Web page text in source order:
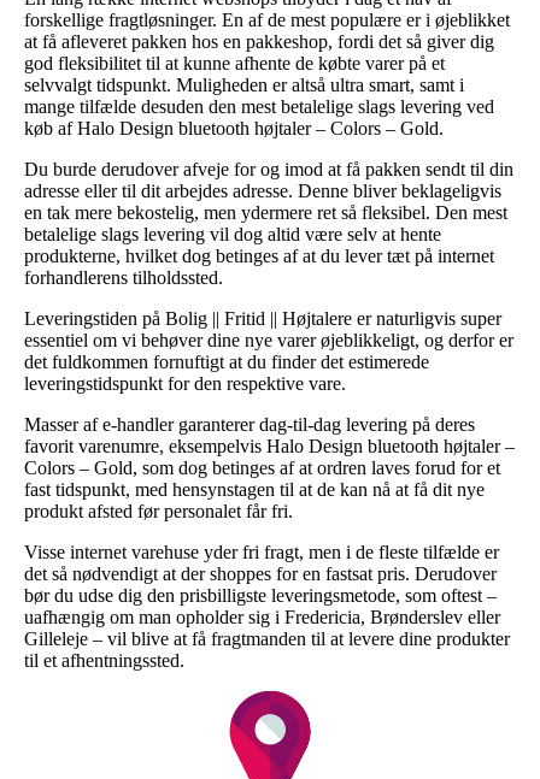
forskellige fragtløsninger. En af de mest populære er i øjeblikket
at få afleveret pakken hos en pakkeshop, fordi det så giver dig
god fleksibilitet til at kunne afhente de købte varer på et
selvvalgt tidspunkt. Muligheden er altså ultra smart, samt i
mange tilfælde desuden den mest betalelige slags levering ved
køb af Halo Design bluetooth højtaler – Colors – Gold.
Du burde derudover afveje for og imod at få pakken sendt til din
adresse eller til dit arbejdes adresse. Denne bliver beklageligvis
en tak mere bekostelig, men ydermere ret så fleksibel. Den mest
betalelige slags levering vil dog altid være selv at hente
produkterne, hvilket dog betinges af at du lever tæt på internet
forhandlerens tilholdssted.
Leveringstiden på Bolig || Fritid || Højtalere er naturligvis super
essentiel om vi behøver dine nye varer øjeblikkeligt, og derfor er
det fuldkommen fornuftigt at du finder det estimerede
leveringstidspunkt for den respektive vare.
Masser af e-handler garanterer dag-til-dag levering på deres
favorit varenumre, eksempelvis Halo Design bluetooth højtaler –
Colors – Gold, som dog betinges af at ordren laves forud for et
fast tidspunkt, med hensynstagen til at de kan nå at få dit nye
produkt afsted før personalet får fri.
Visse internet varehuse yder fri fragt, men i de fleste tilfælde er
det så nødvendigt at der shoppes for en fastsat pris. Derudover
bør du udse dig den prisbilligste leveringsmetode, som oftest –
uafhængig om man opholder sig i Fredericia, Brønderslev eller
Gilleleje – vil blive at få fragtmanden til at levere dine produkter
til et afhentningssted.